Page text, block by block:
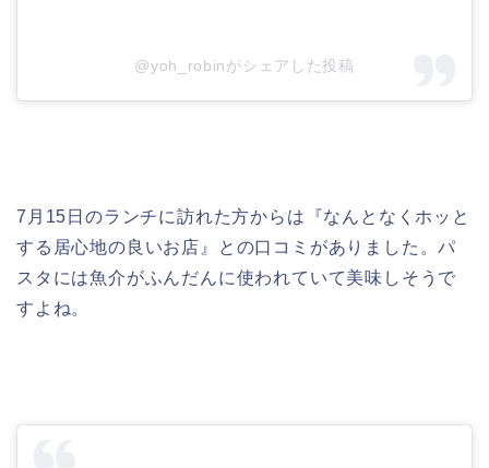
@yoh_robinがシェアした投稿
7月15日のランチに訪れた方からは『なんとなくホッと
する居心地の良いお店』との口コミがありました。パ
スタには魚介がふんだんに使われていて美味しそうで
すよね。